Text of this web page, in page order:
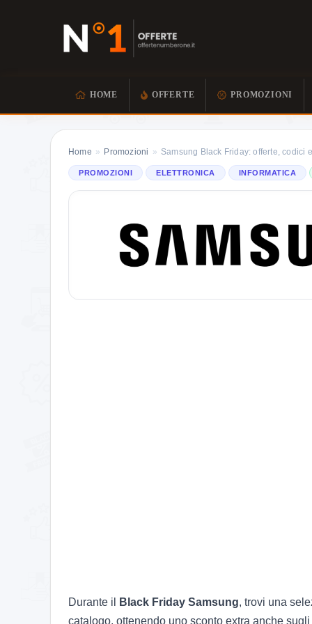
HOME OFFERTE PROMOZIONI
Home » Promozioni » Samsung Black Friday: offerte, codici
PROMOZIONI ELETTRONICA INFORMATICA
Durante il Black Friday Samsung, trovi una
catalogo, ottenendo uno sconto extra anche